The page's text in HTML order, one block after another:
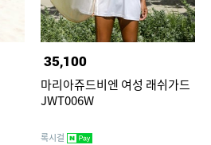
35,100
마리아쥬드비엔 여성 래쉬가드
JWT006W
록시걸